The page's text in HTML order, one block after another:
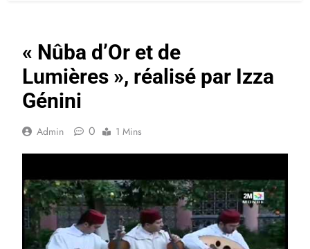
« Nûba d’Or et de
Lumières », réalisé par Izza
Génini
Admin 0 1 Mins